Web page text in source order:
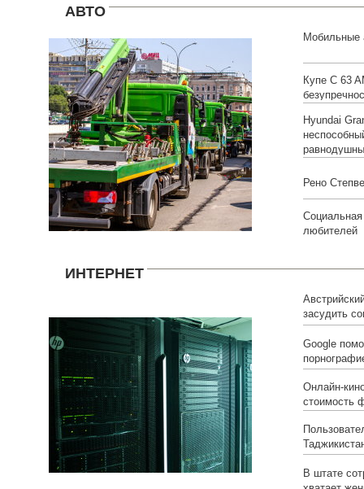
АВТО
Мобильные
Купе C 63
Hyundai
Рено
любителей
ИНТЕРНЕТ
засудить
Google
Онлайн-
стоимость
В штате